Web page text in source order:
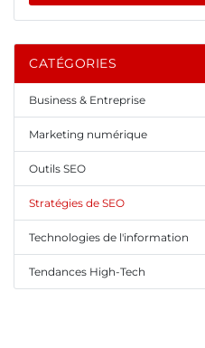
CATÉGORIES
Business & Entreprise
Marketing numérique
Outils SEO
Stratégies de SEO
Technologies de l'information
Tendances High-Tech